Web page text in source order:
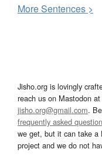
MoreSentences >
Jisho.org is lovingly
reach us on Mastodon at
jisho.org@gmail.com.
frequently asked
we get, but it can take a
project and we do not